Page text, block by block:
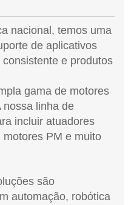
nacional, temos uma
de aplicativos
e produtos
gama de motores
nossa linha de
incluir atuadores
motores PM e muito
são
automação, robótica